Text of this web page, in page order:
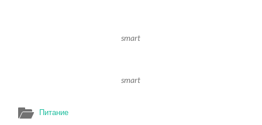
smart
smart
Питание